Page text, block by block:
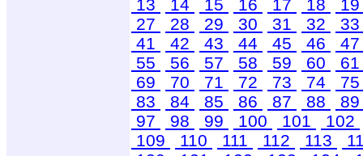
13
14 15 16 17 18
27
28 29 30 31 32
41
42 43 44 45 46
55
56 57 58 59 60
69
70 71 72 73 74
83
84 85 86 87 88
97
98 99 100 101
102
109
110 111 112 113